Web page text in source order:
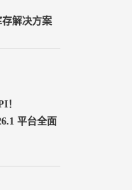
存解决方案
！
平台全面